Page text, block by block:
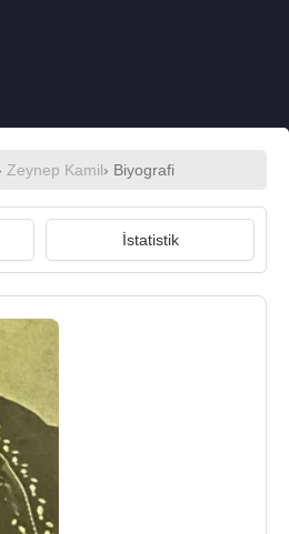
Zeynep Kamil› Biyografi
İstatistik